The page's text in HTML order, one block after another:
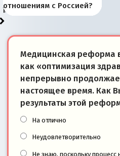
моря
победители
«переобувании» хозяев
суверенной экономике
Анкориджа
внутренней политике
отношениям с Россией?
Медицинская реформа
как «оптимизация
непрерывно
настоящее время. Как
результаты этой
На отлично
Неудовлетворительно
Не знаю, поскольку процесс